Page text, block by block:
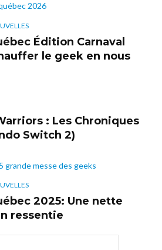
Édition Carnaval
le geek en nous
: Les Chroniques
Switch 2)
2025: Une nette
ressentie